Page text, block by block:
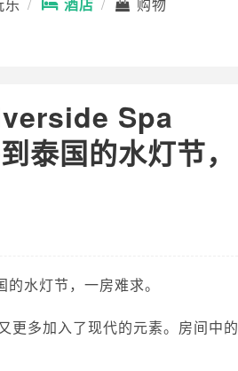
Spa
泰国的水灯节，
水灯节，一房难求。
多加入了现代的元素。房间中的